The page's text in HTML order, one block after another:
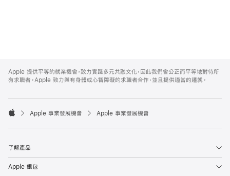
Footer
Apple 提供平等的就業機會，致力實踐多元共融文化，因此我們會公正而平等地對待所
有求職者。Apple 致力與有身體或心智障礙的求職者合作，並且提供適當的遷就。

Apple 事業發展機會 Apple 事業發展機會
了解產品
Apple 銀包